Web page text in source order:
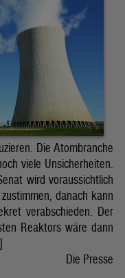
Die Atombranche
viele Unsicherheiten.
wird voraussichtlich
danach kann
verabschieden. Der
Reaktors wäre dann
Die Presse